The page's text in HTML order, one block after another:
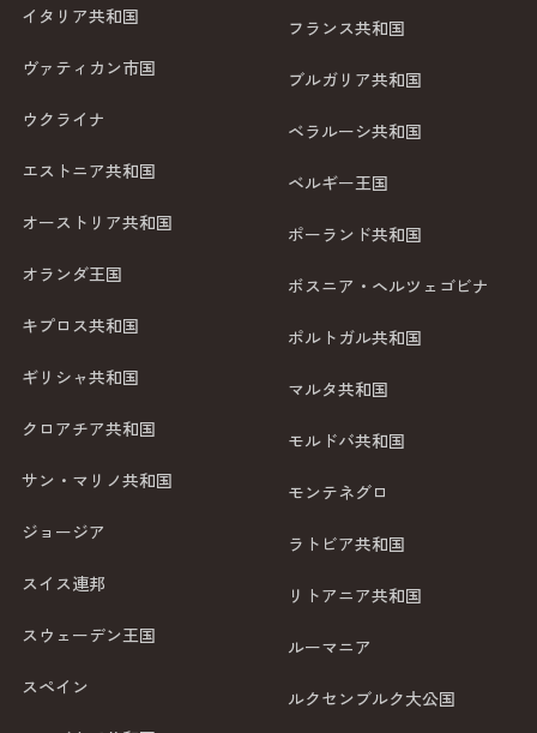
イタリア共和国
ヴァティカン市国
ウクライナ
エストニア共和国
オーストリア共和国
オランダ王国
キプロス共和国
ギリシャ共和国
クロアチア共和国
サン・マリノ共和国
ジョージア
スイス連邦
スウェーデン王国
スペイン
フランス共和国
ブルガリア共和国
ベラルーシ共和国
ベルギー王国
ポーランド共和国
ボスニア・ヘルツェゴビナ
ポルトガル共和国
マルタ共和国
モルドバ共和国
モンテネグロ
ラトビア共和国
リトアニア共和国
ルーマニア
ルクセンブルク大公国